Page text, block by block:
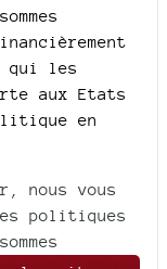
qui les
aux Etats
en
nous vous
politiques